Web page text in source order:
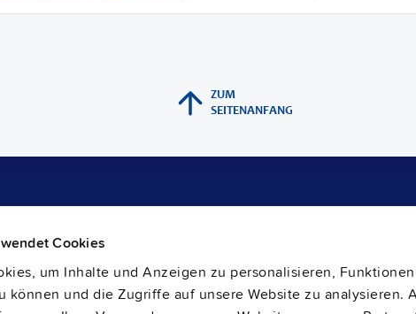
Cookies
um Inhalte und Anzeigen zu personalisieren,
können und die Zugriffe auf unsere Website zu analysieren.
ZUM
SEITENANFANG
Gewährleistung und RMA-Nummer
Liefer- und Rücksendeadresse